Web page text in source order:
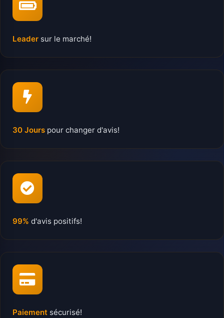
Leader sur le marché!
30 Jours pour changer d'avis!
99% d'avis positifs!
Paiement sécurisé!